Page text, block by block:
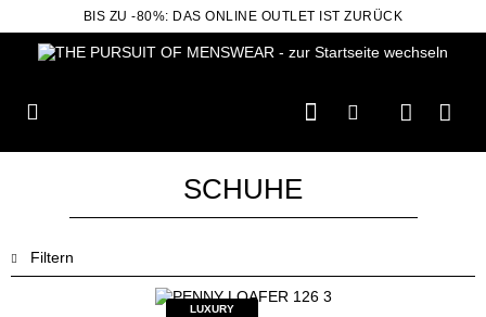
BIS ZU -80%: DAS ONLINE OUTLET IST ZURÜCK
SCHUHE
Filtern
LUXURY